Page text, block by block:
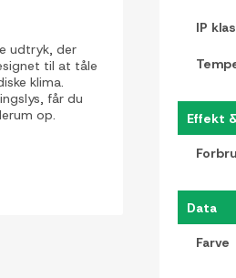
udtryk, der
til at tåle
klima.
får du
op.
IP
Effekt
Data
Farve